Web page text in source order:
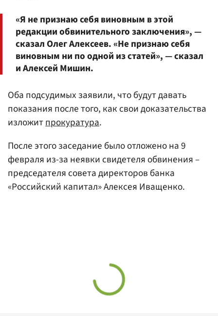
«Я не признаю себя виновным в этой
редакции обвинительного заключения», —
сказал Олег Алексеев. «Не признаю себя
виновным ни по одной из статей», — сказал
и Алексей Мишин.
Оба подсудимых заявили, что будут давать
показания после того, как свои доказательства
изложитпрокуратура.
После этого заседание было отложено на 9
февраля из-за неявки свидетеля обвинения –
председателя совета директоров банка
«Российский капитал» Алексея Иващенко.